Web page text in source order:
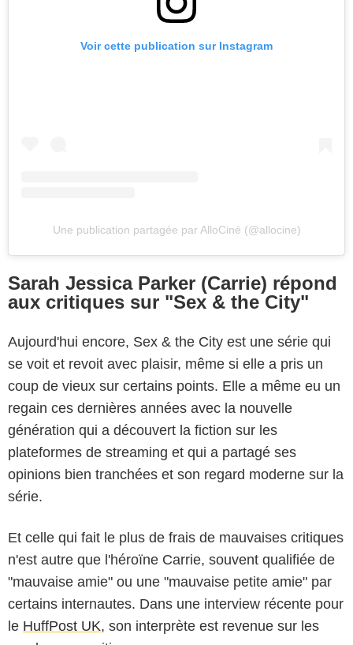
Voir cette publication sur Instagram
Une publication partagée par AlloCiné (@allocine)
Sarah Jessica Parker (Carrie) répond
aux critiques sur "Sex & the City"
Aujourd'hui encore, Sex & the City est une série qui
se voit et revoit avec plaisir, même si elle a pris un
coup de vieux sur certains points. Elle a même eu un
regain ces dernières années avec la nouvelle
génération qui a découvert la fiction sur les
plateformes de streaming et qui a partagé ses
opinions bien tranchées et son regard moderne sur la
série.
Et celle qui fait le plus de frais de mauvaises critiques
n'est autre que l'héroïne Carrie, souvent qualifiée de
"mauvaise amie" ou une "mauvaise petite amie" par
certains internautes. Dans une interview récente pour
le HuffPost UK, son interprète est revenue sur les